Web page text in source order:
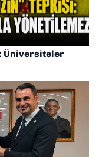
Üniversiteler